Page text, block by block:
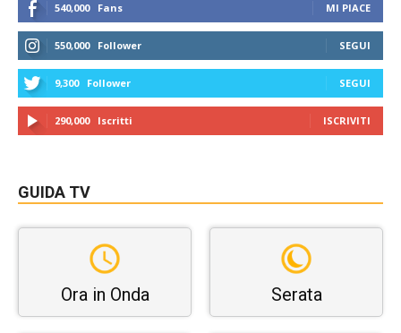
540,000 Fans MI PIACE
550,000 Follower SEGUI
9,300 Follower SEGUI
290,000 Iscritti ISCRIVITI
GUIDA TV
Ora in Onda Serata